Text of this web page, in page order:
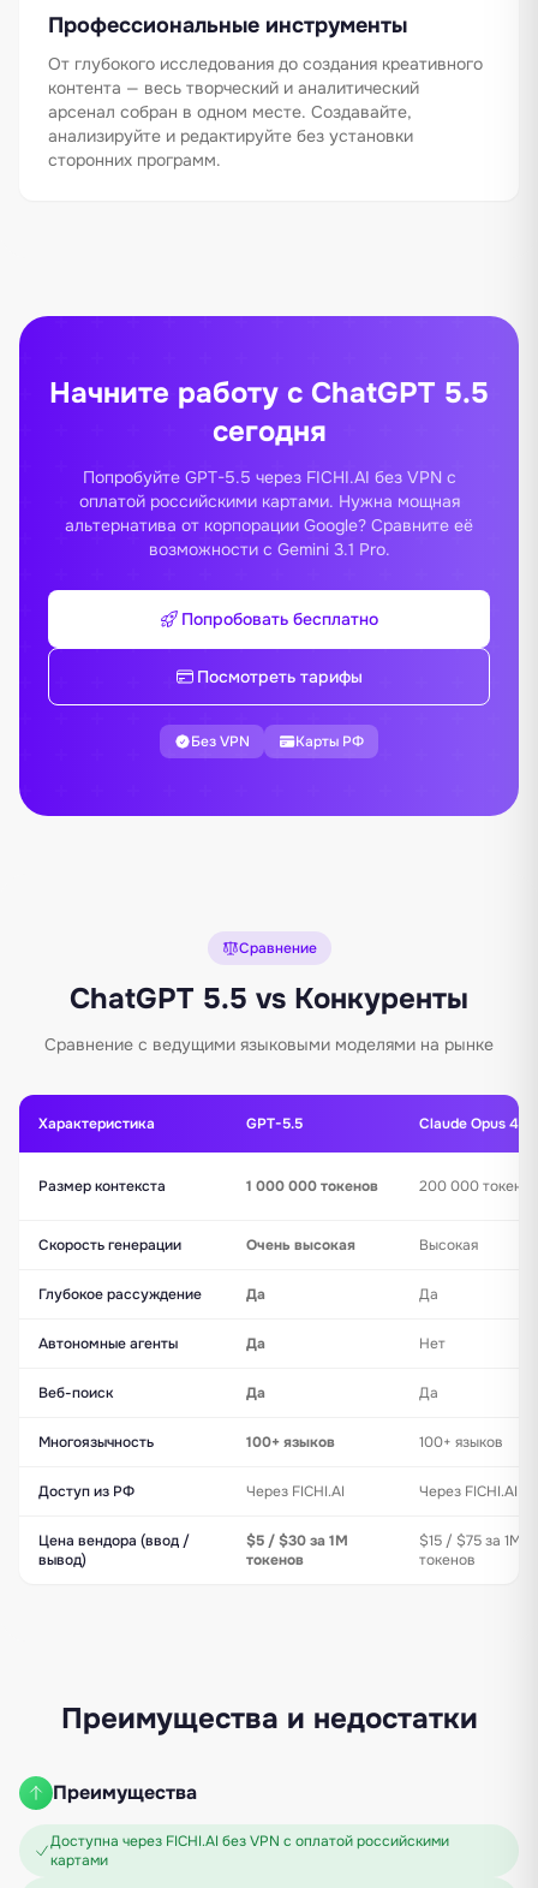
Профессиональные инструменты
От глубокого исследования до создания креативного
контента — весь творческий и аналитический
арсенал собран в одном месте. Создавайте,
анализируйте и редактируйте без установки
сторонних программ.
Начните работу с ChatGPT 5.5
сегодня
Попробуйте GPT-5.5 через FICHI.AI без VPN с
оплатой российскими картами. Нужна мощная
альтернатива от корпорации Google? Сравните её
возможности с Gemini 3.1 Pro.
Попробовать бесплатно
Посмотреть тарифы
Без VPN Карты РФ
Сравнение
ChatGPT 5.5 vs Конкуренты
Сравнение с ведущими языковыми моделями на рынке
Характеристика GPT-5.5 Claude Opus 4.6
Размер контекста 1 000 000 токенов 200 000 токенов
Скорость генерации Очень высокая Высокая
Глубокое рассуждение Да Да
Автономные агенты Да Нет
Веб-поиск Да Да
Многоязычность 100+ языков 100+ языков
Доступ из РФ Через FICHI.AI Через FICHI.AI
Цена вендора (ввод /
вывод)
$5 / $30 за 1M
токенов
$15 / $75 за 1M
токенов
Преимущества и недостатки
Преимущества
Доступна через FICHI.AI без VPN с оплатой российскими
картами